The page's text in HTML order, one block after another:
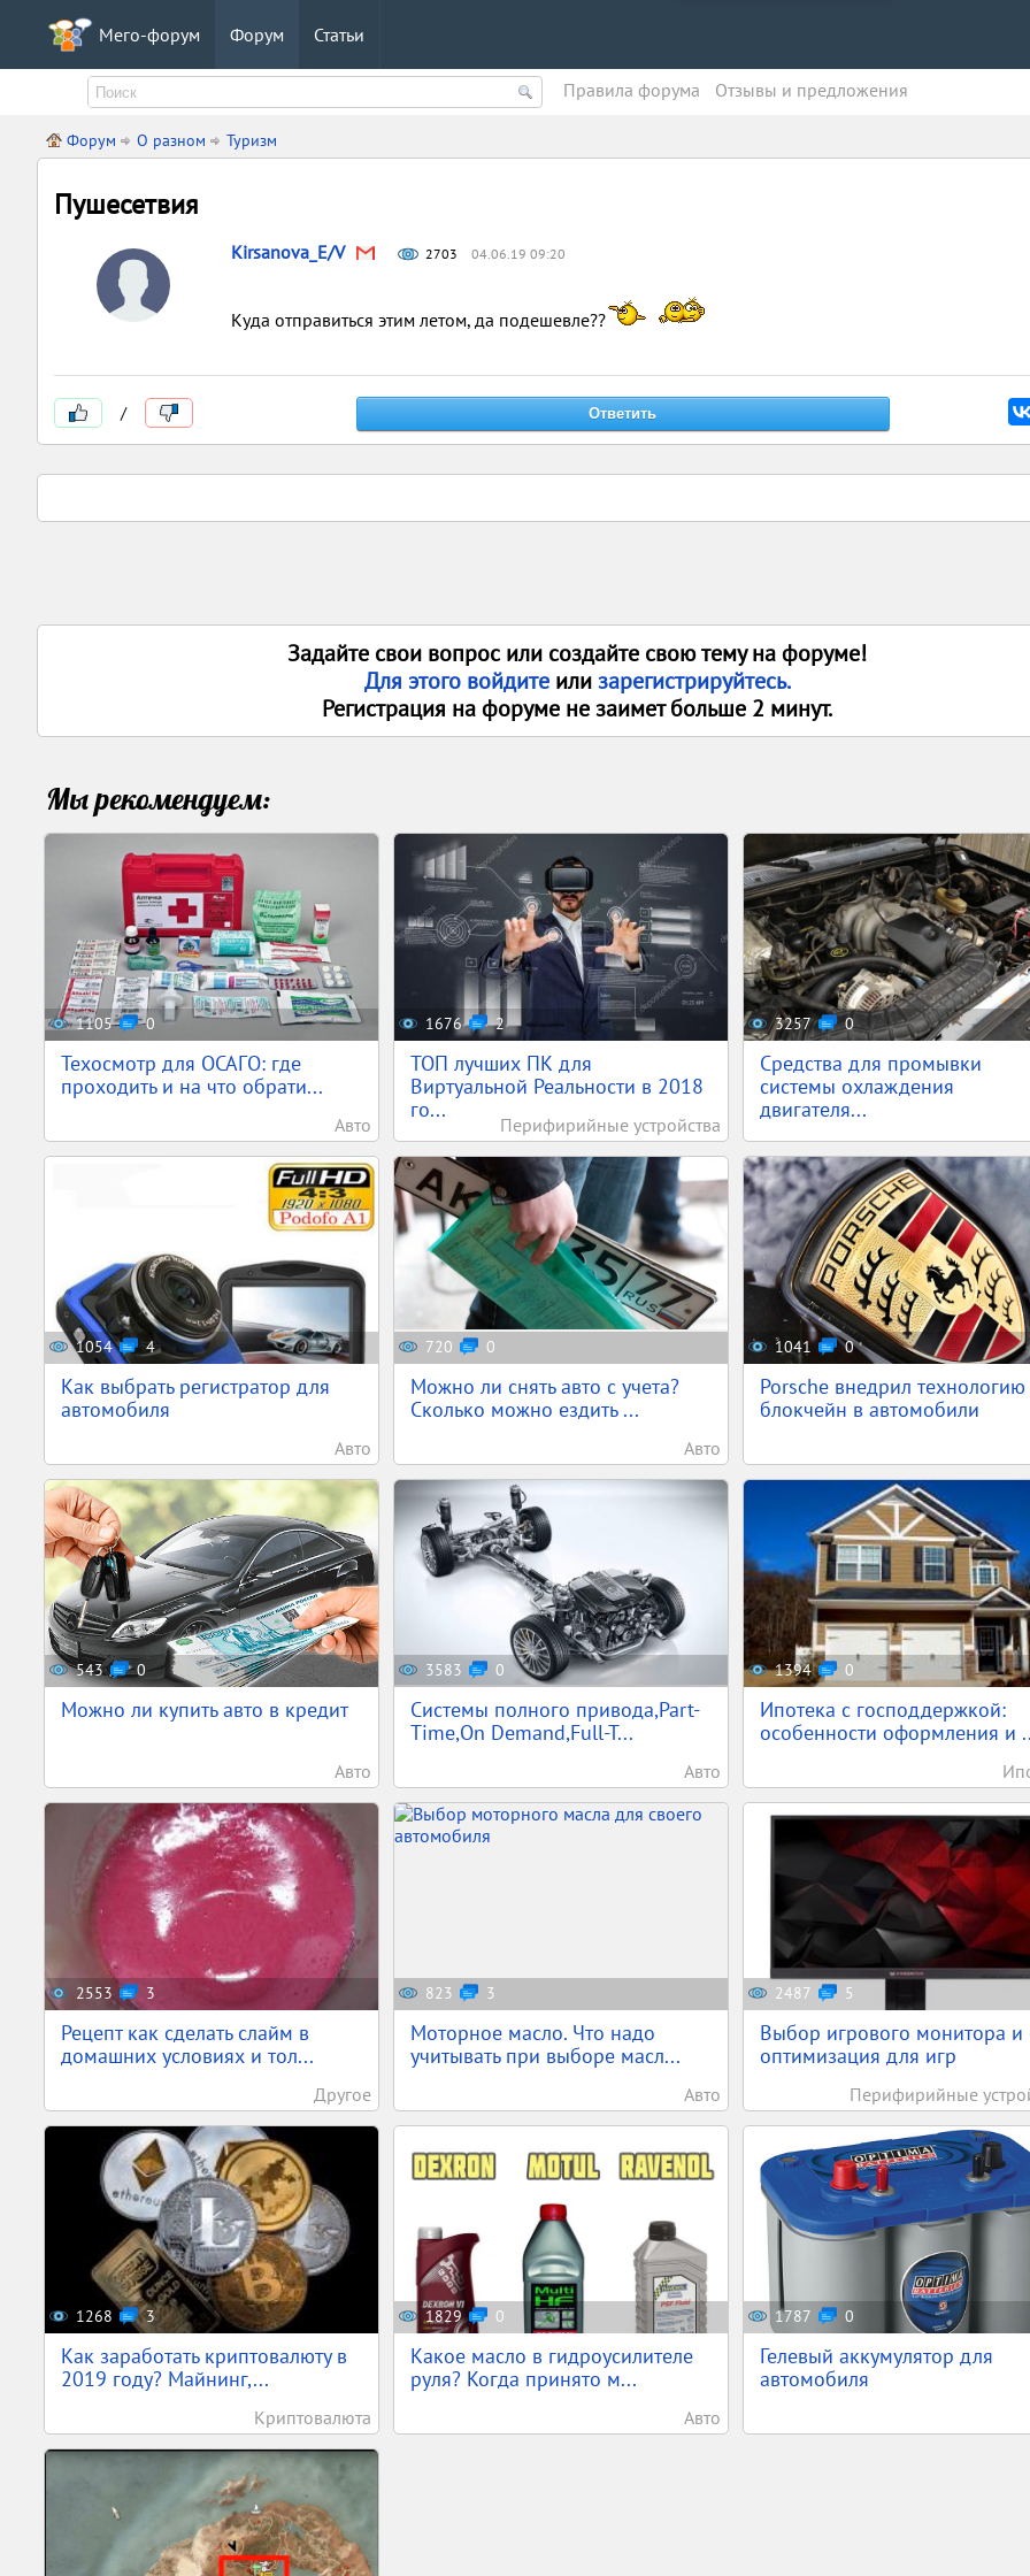
Мего-форум Форум Статьи
Правила форума Oтзывы и предложения
Форум О разном Туризм
Пушесетвия
Kirsanova_E/V 2703 04.06.19 09:20
Куда отправиться этим летом, да подешевле??
/
Задайте свои вопрос или создайте свою тему на форуме!
Для этого войдите илизарегистрируйтесь.
Регистрация на форуме не заимет больше 2 минут.
Мы рекомендуем:
1105 0
Техосмотр для ОСАГО: где
проходить и на что обрати...
Авто
1676 2
ТОП лучших ПК для
Виртуальной Реальности в 2018
го...
Перифирийные устройства
3257 0
Средства для промывки
системы охлаждения
двигателя...
1054 4
Как выбрать регистратор для
автомобиля
Авто
720 0
Можно ли снять авто с учета?
Сколько можно ездить ...
Авто
1041 0
Porsche внедрил технологию
блокчейн в автомобили
543 0
Можно ли купить авто в кредит
Авто
3583 0
Системы полного привода,Part-
Time,On Demand,Full-T...
Авто
1394 0
Ипотека с господдержкой:
особенности оформления и
2553 3
Рецепт как сделать слайм в
домашних условиях и тол...
Другое
823 3
Моторное масло. Что надо
учитывать при выборе масл...
Авто
2487 5
Выбор игрового монитора и
оптимизация для игр
Перифирийные
1268 3
Как заработать криптовалюту в
2019 году? Майнинг,...
Криптовалюта
1829 0
Какое масло в гидроусилителе
руля? Когда принято м...
Авто
1787 0
Гелевый аккумулятор для
автомобиля